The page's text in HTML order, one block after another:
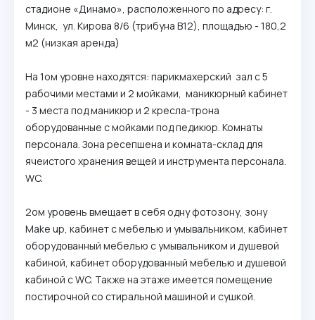
стадионе «Динамо», расположенного по адресу: г.
Минск, ул. Кирова 8/6 (трибуна В12), площадью - 180,2
м2 (низкая аренда)
На 1ом уровне находятся: парикмахерский зал с 5
рабочими местами и 2 мойками, маникюрный кабинет
- 3 места под маникюр и 2 кресла-трона
оборудованные с мойками под педикюр. Комнаты
персонала. Зона ресепшена и комната-склад для
ячеистого хранения вещей и инструмента персонала.
WC.
2ом уровень вмещает в себя одну фотозону, зону
Make up, кабинет с мебелью и умывальником, кабинет
оборудованный мебелью с умывальником и душевой
кабиной, кабинет оборудованный мебелью и душевой
кабиной с WC. Также на этаже имеется помещение
постирочной со стиральной машиной и сушкой.